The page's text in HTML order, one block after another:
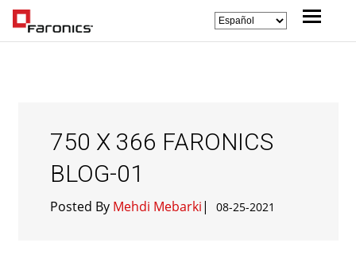
750 X 366 FARONICS
BLOG-01
Posted By Mehdi Mebarki| 08-25-2021